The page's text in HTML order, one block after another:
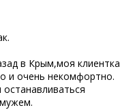
в Крым,моя клиентка
и очень некомфортно.